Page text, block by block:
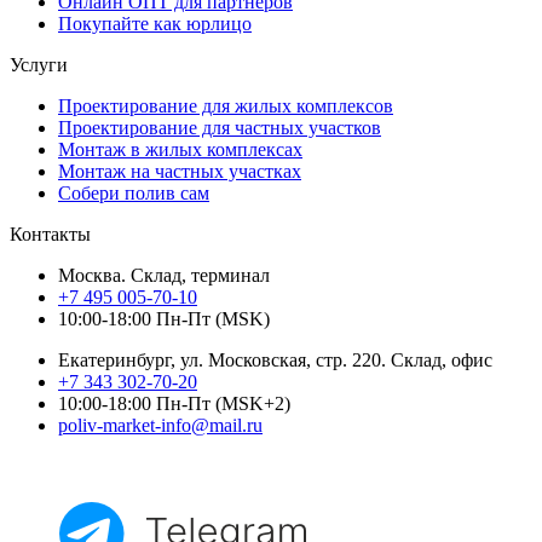
Покупайте как юрлицо
Услуги
Проектирование для жилых комплексов
Проектирование для частных участков
Монтаж в жилых комплексах
Монтаж на частных участках
Собери полив сам
Контакты
Москва. Склад, терминал
+7 495 005-70-10
10:00-18:00 Пн-Пт (MSK)
Екатеринбург, ул. Московская, стр. 220. Склад, офис
+7 343 302-70-20
10:00-18:00 Пн-Пт (MSK+2)
poliv-market-info@mail.ru